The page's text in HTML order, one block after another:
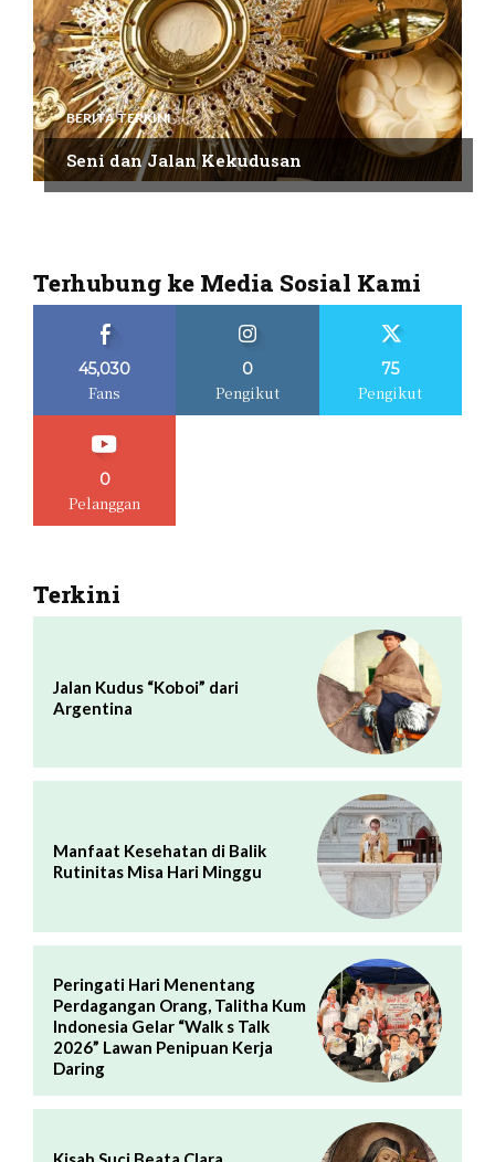
BERITA TERKINI
Seni dan Jalan Kekudusan
Terhubung ke Media Sosial Kami
45,030
Fans
0
Pengikut
75
Pengikut
0
Pelanggan
Terkini
Jalan Kudus “Koboi” dari
Argentina
Manfaat Kesehatan di Balik
Rutinitas Misa Hari Minggu
Peringati Hari Menentang
Perdagangan Orang, Talitha Kum
Indonesia Gelar “Walk s Talk
2026” Lawan Penipuan Kerja
Daring